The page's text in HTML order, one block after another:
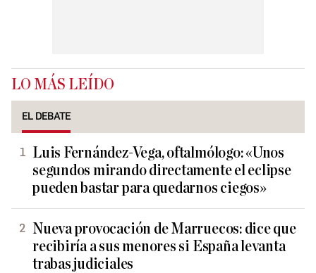
LO MÁS LEÍDO
EL DEBATE
Luis Fernández-Vega, oftalmólogo: «Unos
segundos mirando directamente el eclipse
pueden bastar para quedarnos ciegos»
Nueva provocación de Marruecos: dice que
recibiría a sus menores si España levanta
trabas judiciales